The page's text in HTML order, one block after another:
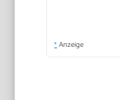
* Anzeige